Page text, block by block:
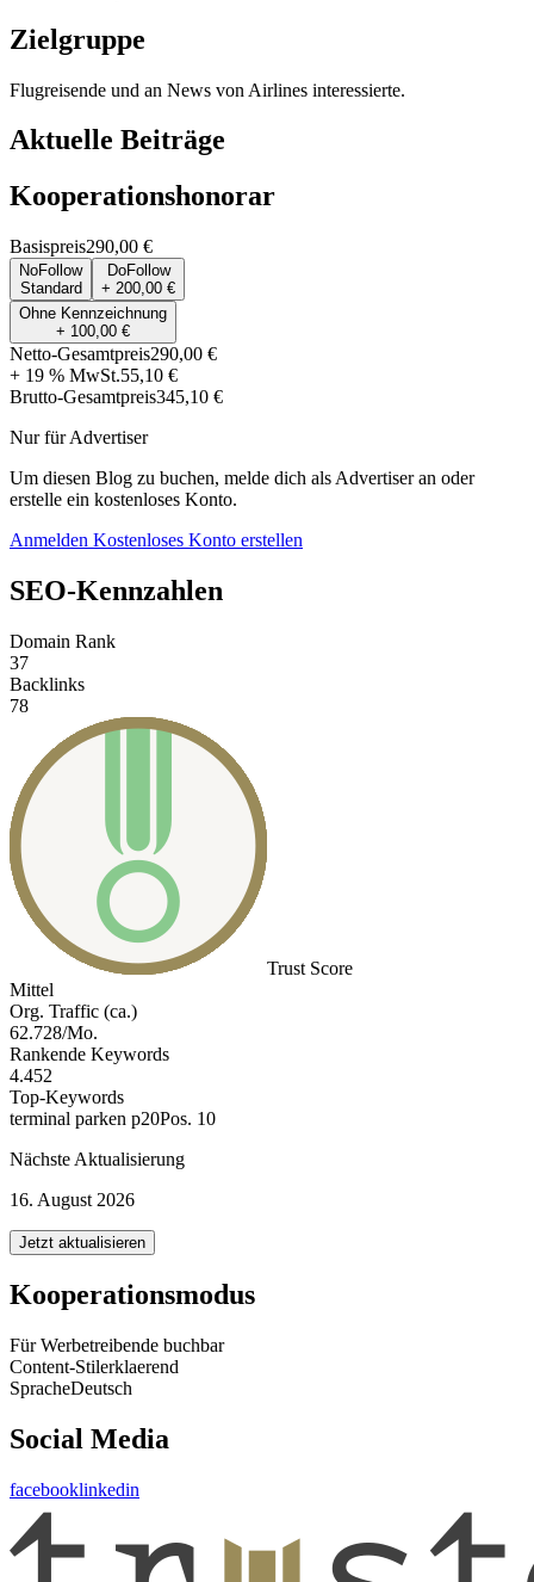
Zielgruppe
Flugreisende und an News von Airlines interessierte.
Aktuelle Beiträge
Kooperationshonorar
Basispreis290,00 €
NoFollow
Standard
DoFollow
+ 200,00 €
Ohne Kennzeichnung
+ 100,00 €
Netto-Gesamtpreis290,00 €
+ 19 % MwSt.55,10 €
Brutto-Gesamtpreis345,10 €
Nur für Advertiser
Um diesen Blog zu buchen, melde dich als Advertiser an oder
erstelle ein kostenloses Konto.
Anmelden Kostenloses Konto erstellen
SEO-Kennzahlen
Domain Rank
37
Backlinks
78
Trust Score
Mittel
Org. Traffic (ca.)
62.728/Mo.
Rankende Keywords
4.452
Top-Keywords
terminal parken p20Pos. 10
Nächste Aktualisierung
16. August 2026
Jetzt aktualisieren
Kooperationsmodus
Für Werbetreibende buchbar
Content-Stilerklaerend
SpracheDeutsch
Social Media
facebooklinkedin